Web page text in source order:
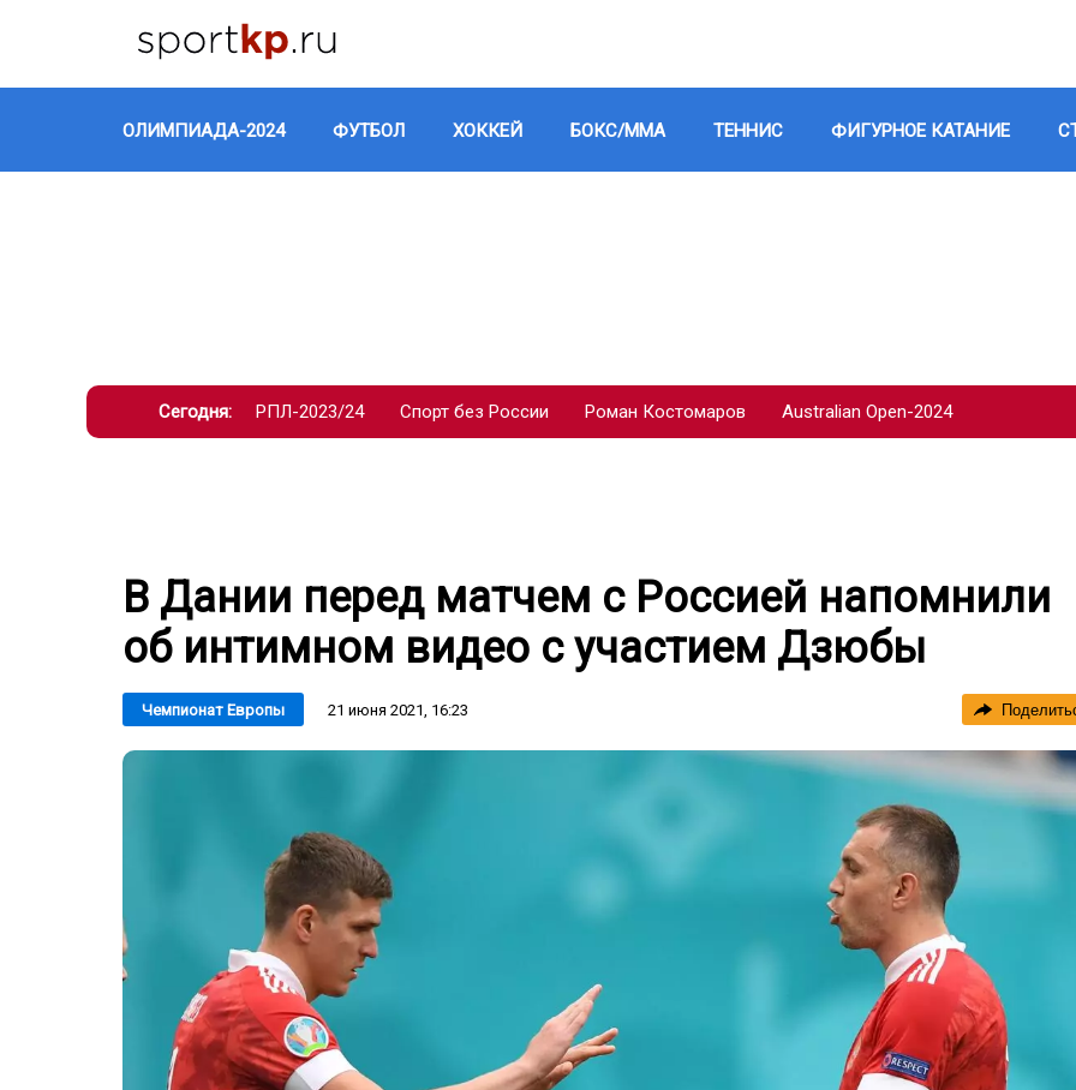
ОЛИМПИАДА-2024 ФУТБОЛ ХОККЕЙ БОКС/ММА ТЕННИС ФИГУРНОЕ КАТАНИЕ
Сегодня: РПЛ-2023/24 Спорт без России Роман Костомаров Australian Open-2024
В Дании перед матчем с Россией напомнили
об интимном видео с участием Дзюбы
Чемпионат Европы 21 июня 2021, 16:23